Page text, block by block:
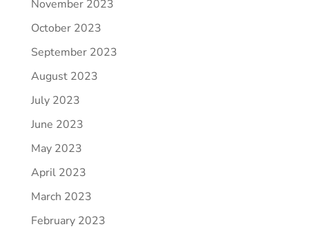
November 2023
October 2023
September 2023
August 2023
July 2023
June 2023
May 2023
April 2023
March 2023
February 2023